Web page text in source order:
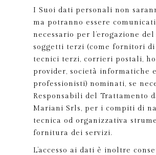
I Suoi dati personali non
ma potranno essere comunicati
necessario per l’erogazione
soggetti terzi (come fornitori di
tecnici terzi, corrieri postali,
provider, società informatiche
professionisti) nominati, se
Responsabili del Trattamento
Mariani Srls, per i compiti di
tecnica od organizzativa
fornitura dei servizi.
L’accesso ai dati è inoltre